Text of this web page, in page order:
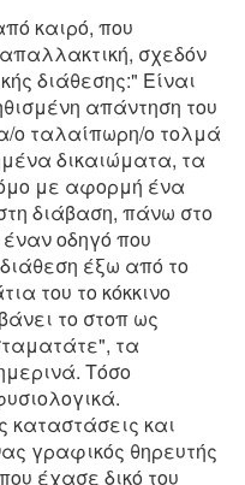
καιρό, που
σχεδόν
διάθεσης:" Είναι
απάντηση του
ο ταλαίπωρη/ο τολμά
δικαιώματα, τα
με αφορμή ένα
διάβαση, πάνω στο
οδηγό που
έξω από το
του το κόκκινο
το στοπ ως
τα
Τόσο
καταστάσεις και
γραφικός θηρευτής
έχασε δικό του